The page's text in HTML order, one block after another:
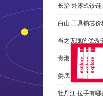
长治 外露式铰链
白山 工具锁芯价
当之无愧的优秀
贵港 端盖制造
娄底 塑料密封条
牡丹江 拉手有哪